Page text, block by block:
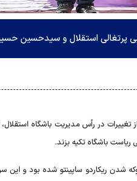
پرتغالی استقلال و سیدحسین
تغییرات در رأس مدیریت باشگاه
ریاست باشگاه تکیه بزند.
شدن ریکاردو ساپینتو شده بود و این